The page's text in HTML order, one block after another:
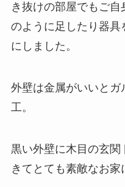
き抜けの部屋でもご
のように足したり器具
にしました。
外壁は金属がいいと
工。
黒い外壁に木目の玄関
きてとても素敵なお家